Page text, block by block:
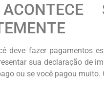
deve fazer pagamentos
sua declaração de
ou se você pagou